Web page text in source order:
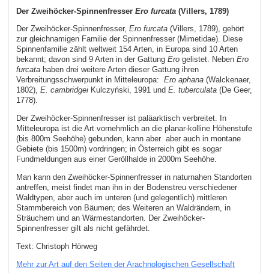
Der Zweihöcker-Spinnenfresser Ero furcata (Villers, 1789)
Der Zweihöcker-Spinnenfresser, Ero furcata(Villers, 1789), gehört
zur gleichnamigen Familie der Spinnenfresser (Mimetidae). Diese
Spinnenfamilie zählt weltweit 154 Arten, in Europa sind 10 Arten
bekannt; davon sind 9 Arten in der Gattung Ero gelistet. Neben Ero
furcatahaben drei weitere Arten dieser Gattung ihren
Verbreitungsschwerpunkt in Mitteleuropa: Ero aphana(Walckenaer,
1802), E. cambridgei Kulczyński, 1991 und E. tuberculata(De Geer,
1778).
Der Zweihöcker-Spinnenfresser ist paläarktisch verbreitet. In
Mitteleuropa ist die Art vornehmlich an die planar-kolline Höhenstufe
(bis 800m Seehöhe) gebunden, kann aber aber auch in montane
Gebiete (bis 1500m) vordringen; in Österreich gibt es sogar
Fundmeldungen aus einer Geröllhalde in 2000m Seehöhe.
Man kann den Zweihöcker-Spinnenfresser in naturnahen Standorten
antreffen, meist findet man ihn in der Bodenstreu verschiedener
Waldtypen, aber auch im unteren (und gelegentlich) mittleren
Stammbereich von Bäumen; des Weiteren an Waldrändern, in
Sträuchern und an Wärmestandorten. Der Zweihöcker-
Spinnenfresser gilt als nicht gefährdet.
Text: Christoph Hörweg
Mehr zur Art auf den Seiten der Arachnologischen Gesellschaft